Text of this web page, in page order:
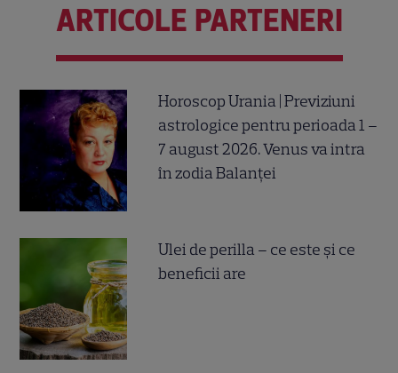
ARTICOLE PARTENERI
Horoscop Urania | Previziuni
astrologice pentru perioada 1 –
7 august 2026. Venus va intra
în zodia Balanței
Ulei de perilla – ce este și ce
beneficii are